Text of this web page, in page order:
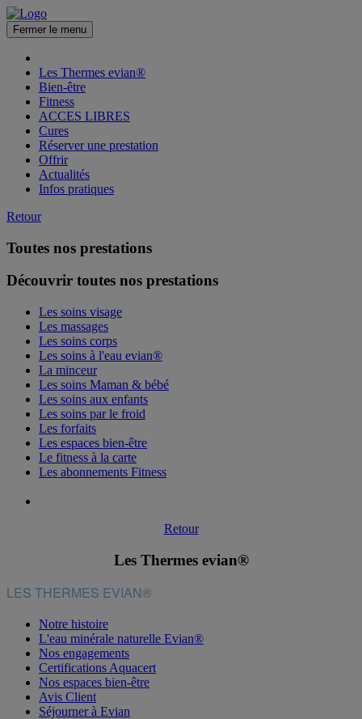
Fermer le menu
Les Thermes evian®
Bien-être
Fitness
ACCES LIBRES
Cures
Réserver une prestation
Offrir
Actualités
Infos pratiques
Retour
Toutes nos prestations
Découvrir toutes nos prestations
Les soins visage
Les massages
Les soins corps
Les soins à l'eau evian®
La minceur
Les soins Maman & bébé
Les soins aux enfants
Les soins par le froid
Les forfaits
Les espaces bien-être
Le fitness à la carte
Les abonnements Fitness
Retour
Les Thermes evian®
LES THERMES EVIAN®
Notre histoire
L'eau minérale naturelle Evian®
Nos engagements
Certifications Aquacert
Nos espaces bien-être
Avis Client
Séjourner à Evian